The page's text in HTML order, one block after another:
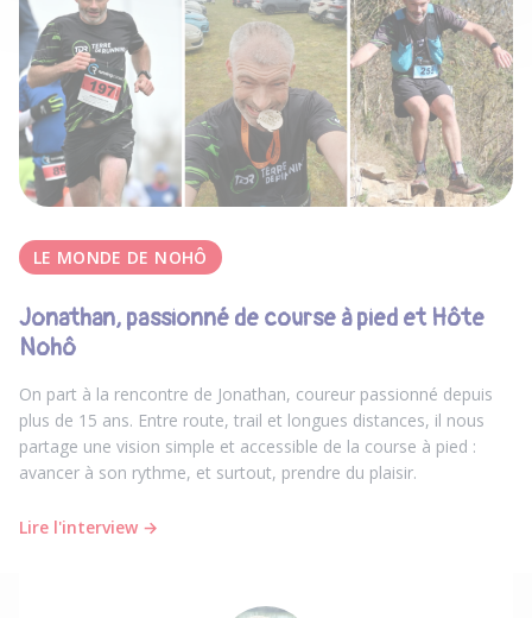
LE MONDE DE NOHÔ
Jonathan, passionné de course à pied et Hôte
Nohô
On part à la rencontre de Jonathan, coureur passionné depuis
plus de 15 ans. Entre route, trail et longues distances, il nous
partage une vision simple et accessible de la course à pied :
avancer à son rythme, et surtout, prendre du plaisir.
Lire l'interview →